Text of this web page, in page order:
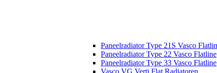
Paneelradiator Type 21S Vasco
Paneelradiator Type 22 Vasco Flatline
Paneelradiator Type 33 Vasco Flatline
Vasco VG Verti Flat Radiatoren